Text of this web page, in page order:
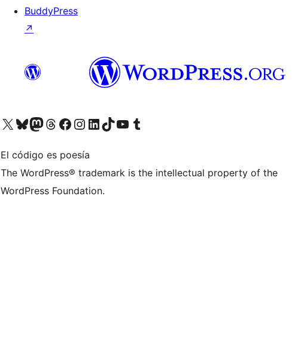
BuddyPress
↗
Visita nuestra cuenta de X (anteriormente Twitter)
Visita nuestra cuenta de Bluesky
Visita nuestra cuenta de Mastodon
Visita nuestra cuenta de Threads
Visita nuestra página de Facebook
Visita nuestra cuenta de Instagram
Visita nuestra cuenta de LinkedIn
Visita nuestra cuenta de TikTok
Visita nuestro canal de YouTube
Visita nuestra cuenta de Tumblr
El código es poesía
The WordPress® trademark is the intellectual property of the
WordPress Foundation.